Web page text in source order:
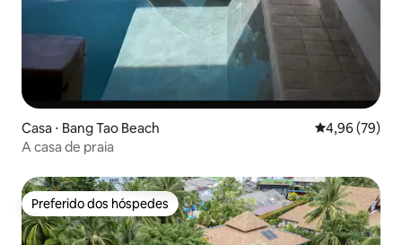
Casa ⋅ Bang Tao Beach 4,96 de uma
4,96 (79)
A casa de praia
Preferido dos hóspedes
Preferido dos hóspedes